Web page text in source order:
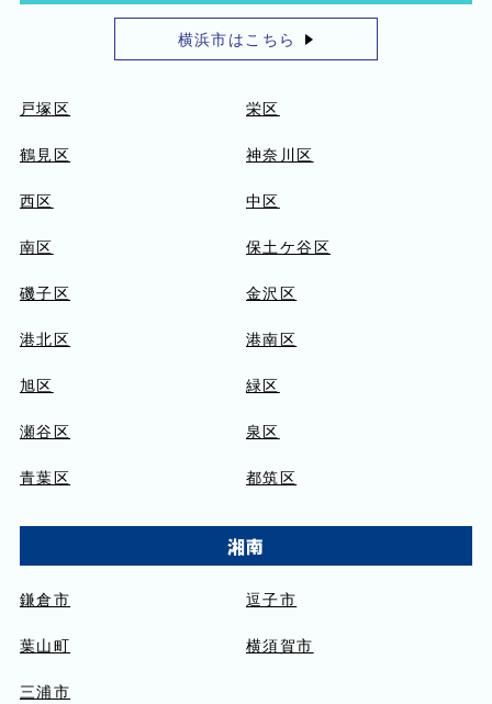
横浜市はこちら
戸塚区 栄区
鶴見区 神奈川区
西区 中区
南区 保土ケ谷区
磯子区 金沢区
港北区 港南区
旭区 緑区
瀬谷区 泉区
青葉区 都筑区
湘南
鎌倉市 逗子市
葉山町 横須賀市
三浦市